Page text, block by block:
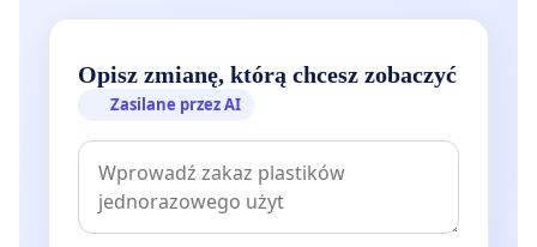
Opisz zmianę, którą chcesz zobaczyć
Zasilane przez AI